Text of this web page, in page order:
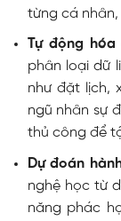
từng cá
Tự động hóa
phân loại dữ
như đặt lịch,
ngũ nhân sự
thủ công để
Dự đoán
nghệ học từ
năng phác